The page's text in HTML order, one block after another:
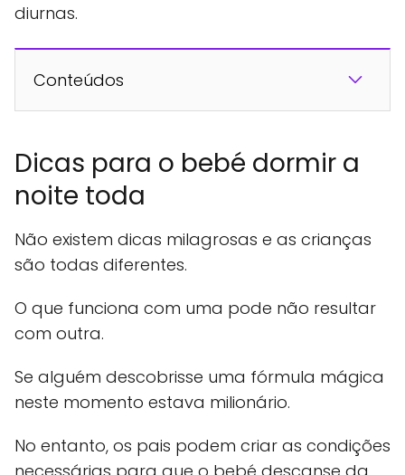
diurnas.
Conteúdos
Dicas para o bebé dormir a
noite toda
Não existem dicas milagrosas e as crianças
são todas diferentes.
O que funciona com uma pode não resultar
com outra.
Se alguém descobrisse uma fórmula mágica
neste momento estava milionário.
No entanto, os pais podem criar as condições